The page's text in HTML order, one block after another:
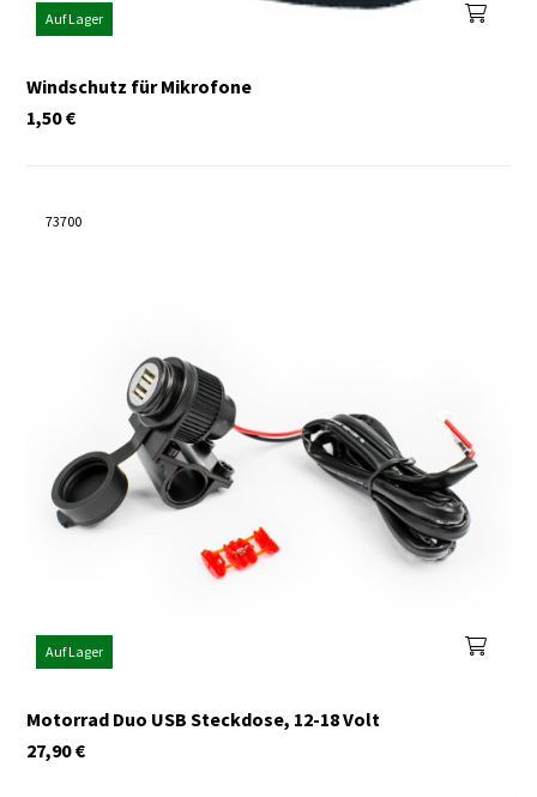
Auf Lager
Windschutz für Mikrofone
€
1,50
73700
Auf Lager
Motorrad Duo USB Steckdose, 12-18 Volt
€
27,90